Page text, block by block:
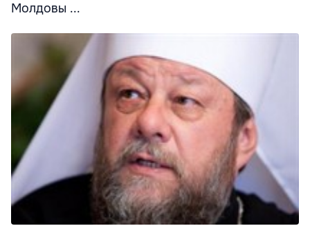
Молдовы ...